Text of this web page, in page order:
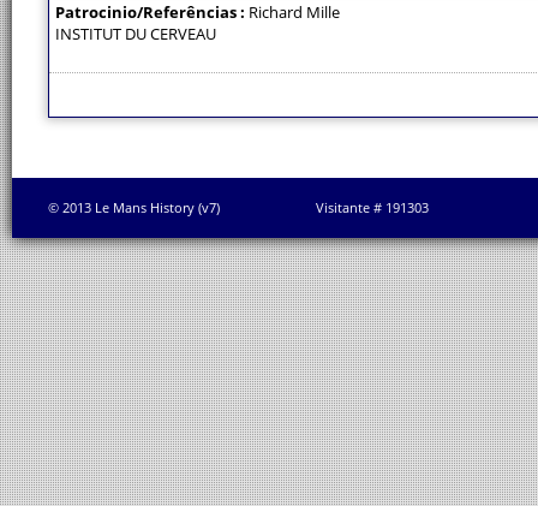
Patrocinio/Referências : Richard Mille
INSTITUT DU CERVEAU
© 2013 Le Mans History (v7) Visitante # 191303